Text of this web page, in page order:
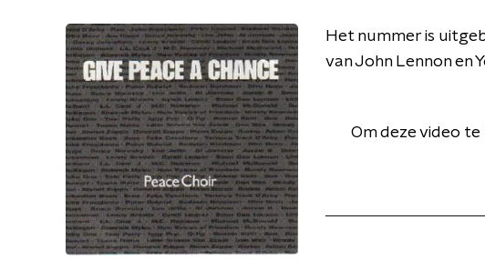
Het nummer is
van John Lennon en
Om deze video